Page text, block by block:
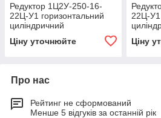
Редуктор 1Ц2У-250-16-
22Ц-У1 горизонтальний
циліндричний
Ціну уточнюйте
22Ц-У1
Ціну
Про нас
Рейтинг не сформований
Менше 5 відгуків за останній рік